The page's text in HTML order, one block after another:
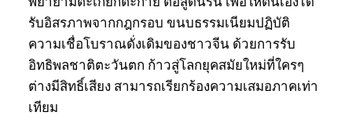
รับอิสรภาพจากกฎกรอบ ขนบธรรมเนียมปฏิบัติ
ความเชื่อโบราณดั่งเดิมของชาวจีน ด้วยการรับ
อิทธิพลชาติตะวันตก ก้าวสู่โลกยุคสมัยใหม่ที่ใครๆ
ต่างมีสิทธิ์เสียง สามารถเรียกร้องความเสมอภาคเท่า
เทียม